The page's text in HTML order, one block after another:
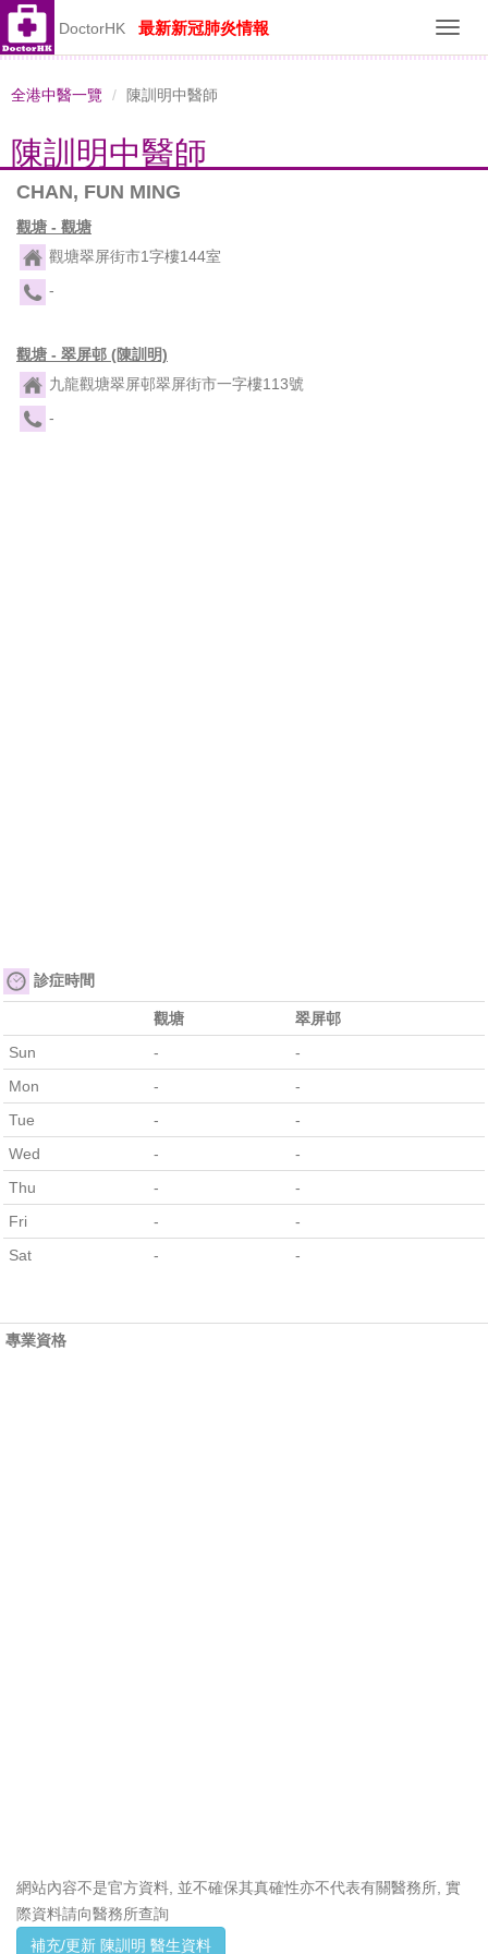
DoctorHK 最新新冠肺炎情報
全港中醫一覽 陳訓明中醫師
陳訓明中醫師
CHAN, FUN MING
觀塘 - 觀塘
觀塘翠屏街市1字樓144室
-
觀塘 - 翠屏邨 (陳訓明)
九龍觀塘翠屏邨翠屏街市一字樓113號
-
診症時間
觀塘
翠屏邨
Sun
-
-
Mon
-
-
Tue
-
-
Wed
-
-
Thu
-
-
Fri
-
-
Sat
- -
專業資格
網站內容不是官方資料, 並不確保其真確性亦不代表有關醫務所, 實
際資料請向醫務所查詢
補充/更新 陳訓明 醫生資料